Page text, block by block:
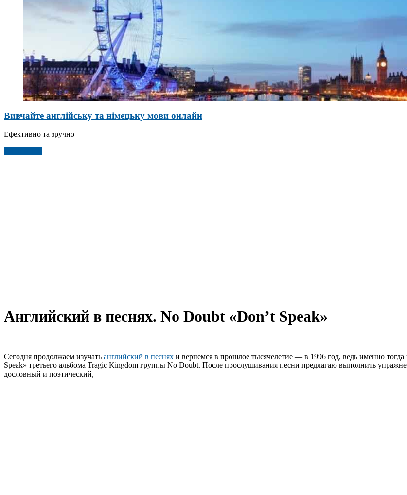
Вивчайте англійську та німецьку мови онлайн
Ефективно та зручно
Английский в песнях. No Doubt «Don’t Speak»
Сегодня продолжаем изучать английский в песнях и вернемся в прошлое тысячелетие — в 1996 год, ведь именно
Speak» третьего альбома Tragic Kingdom группы No Doubt. После прослушивания песни предлагаю выполнить
дословный и поэтический,